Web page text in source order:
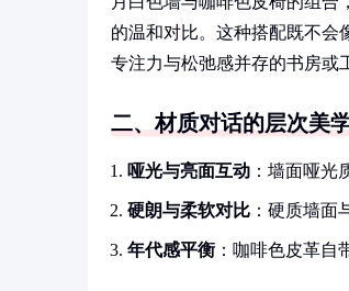
的温和对比。这种搭配既不会
专注力与松弛感并存的书房或
二、材质对话的层次美
哑光与亮面互动 ：墙面哑
硬朗与柔软对比 ：硬质墙
年代感平衡 ：咖啡色皮革